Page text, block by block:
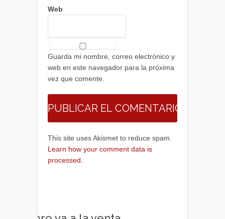
Web
Guarda mi nombre, correo electrónico y
web en este navegador para la próxima
vez que comente.
This site uses Akismet to reduce spam.
Learn how your comment data is
processed.